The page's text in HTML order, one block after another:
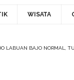
WISATA
LABUAN BAJO NORMAL,